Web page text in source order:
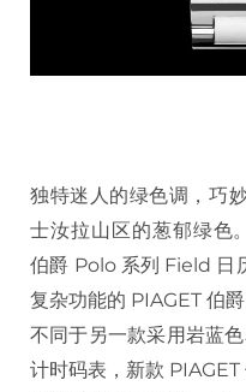
独特迷人的绿色调，巧
士汝拉山区的葱郁绿色
伯爵 Polo 系列 Field 日
复杂功能的 PIAGET 伯
不同于另一款采用岩蓝
计时码表，新款